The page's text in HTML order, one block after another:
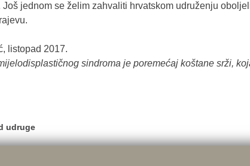
Još jednom se želim zahvaliti hrvatskom udruženju
listopad 2017.
sindroma je poremećaj koštane srži,
udruge